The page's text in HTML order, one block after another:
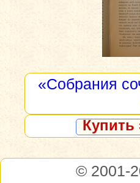
«Собрания
Купить
© 2001-